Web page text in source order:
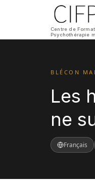
Centre de
Psychothérapie
BLÉCON
Les
ne
Français